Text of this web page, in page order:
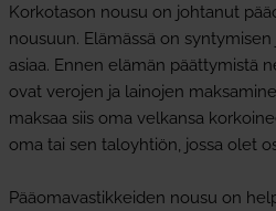
Korkotason nousu on johtanut
nousuun. Elämässä on
asiaa. Ennen elämän päättymistä
ovat verojen ja lainojen
maksaa siis oma velkansa
oma tai sen taloyhtiön, jossa olet
Pääomavastikkeiden nousu on